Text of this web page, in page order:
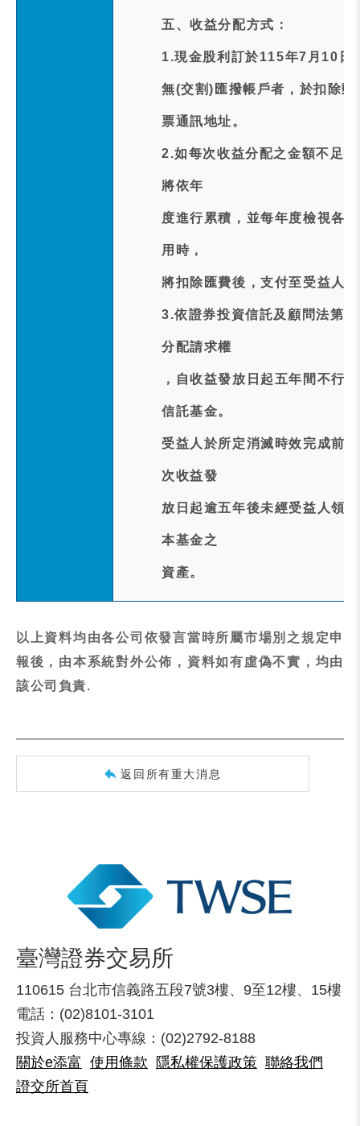
五、收益分配方式：
1.現金股利訂於115年7月10日
無(交割)匯撥帳戶者，於扣除
票通訊地址。
2.如每次收益分配之金額不足
將依年
度進行累積，並每年度檢視各
用時，
將扣除匯費後，支付至受益人
3.依證券投資信託及顧問法第
分配請求權
，自收益發放日起五年間不行
信託基金。
受益人於所定消滅時效完成前
次收益發
放日起逾五年後未經受益人領
本基金之
資產。
以上資料均由各公司依發言當時所屬市場別之規定申
報後，由本系統對外公佈，資料如有虛偽不實，均由
該公司負責.
返回所有重大消息
臺灣證券交易所
110615 台北市信義路五段7號3樓、9至12樓、15樓
電話：(02)8101-3101
投資人服務中心專線：(02)2792-8188
關於e添富 使用條款 隱私權保護政策 聯絡我們
證交所首頁